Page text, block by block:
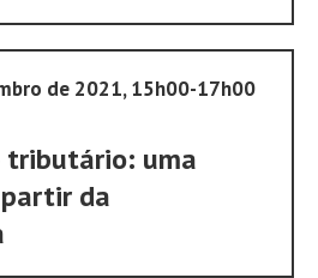
de 2021, 15h00-17h00
tributário: uma
da